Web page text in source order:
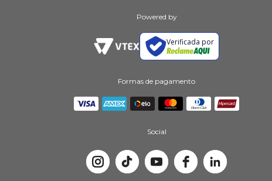
Powered by
Verificada por
Formas de pagamento
Social